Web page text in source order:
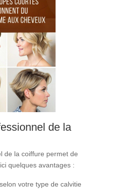
de la
de la coiffure permet de
quelques avantages :
votre type de calvitie